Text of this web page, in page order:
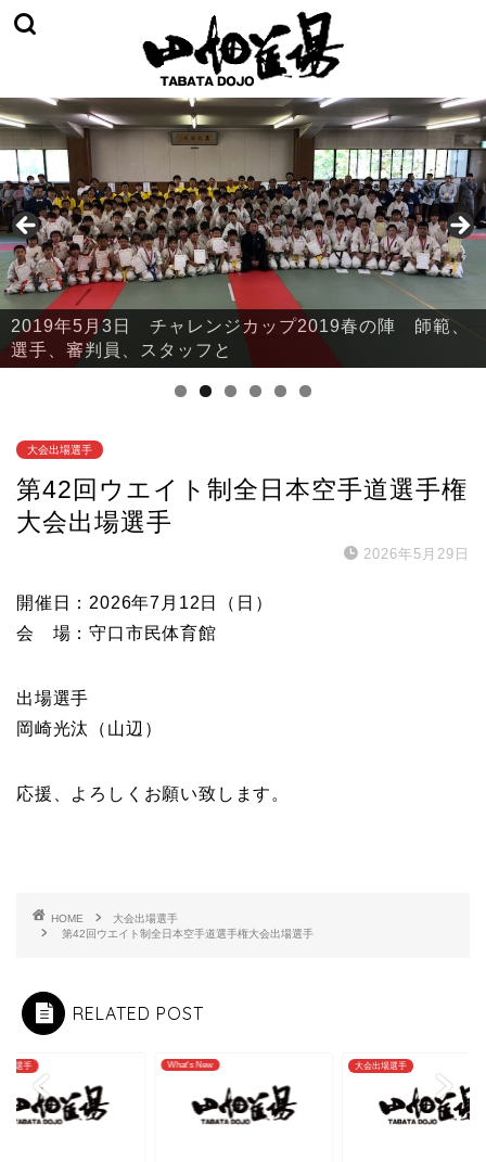
2019年5月3日 チャレンジカップ2019春の陣 師範、
選手、審判員、スタッフと
2019年5月3日 チャレンジカップ2019春の陣 本部・
鈴川
大会出場選手
第42回ウエイト制全日本空手道選手権
大会出場選手
2026年5月29日
開催日：2026年7月12日（日）
会 場：守口市民体育館
出場選手
岡崎光汰（山辺）
応援、よろしくお願い致します。
HOME
大会出場選手
第42回ウエイト制全日本空手道選手権大会出場選手
RELATED POST
場選手 What's New 大会出場選手